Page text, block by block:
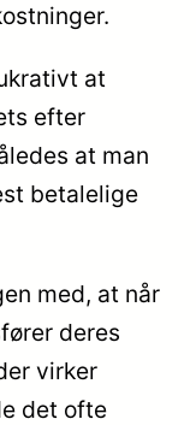
at
efter
at man
betalelige
med, at når
deres
virker
det ofte